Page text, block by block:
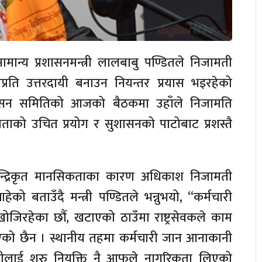
प्रशासनमन्त्री लालबाबु पण्डितले निजामती
उत्तरदायी बनाउन नियन्तर प्रयास भइरहेको
समितिको आजको बैठकमा उहाँले निजामति
उचित प्रयोग र सुशासनको पाटोबाट प्रशस्तै
मानसिकताका कारण अधिकाश निजामती
बताउँदै मन्त्री पण्डितले भन्नुभयो, “कर्मचारी
छौँ, खटाएको ठाउँमा राष्ट्रसेवकले काम
छैन । स्थानीय तहमा कर्मचारी जान आनाकानी